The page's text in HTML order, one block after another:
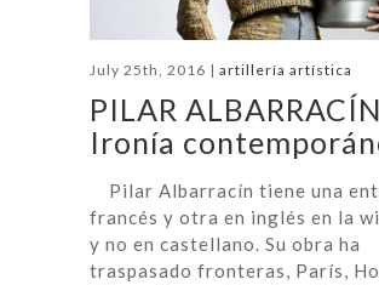
July 25th, 2016 | artillería artística
PILAR
Ironía
Pilar Albarracín tiene una
francés y otra en inglés en la
y no en castellano. Su obra ha
traspasado fronteras, París,